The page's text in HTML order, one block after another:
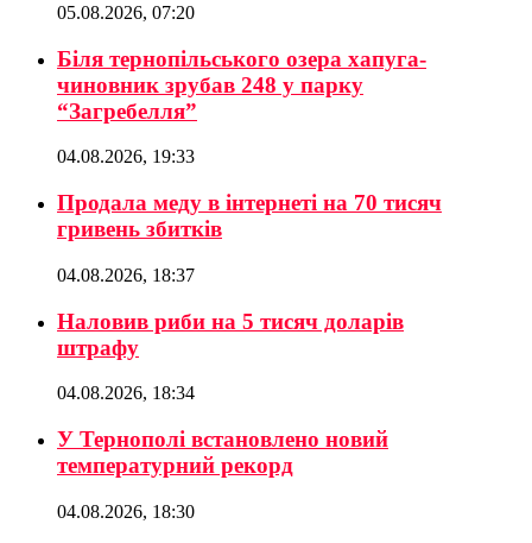
05.08.2026, 07:20
Біля тернопільського озера хапуга-
чиновник зрубав 248 у парку
“Загребелля”
04.08.2026, 19:33
Продала меду в інтернеті на 70 тисяч
гривень збитків
04.08.2026, 18:37
Наловив риби на 5 тисяч доларів
штрафу
04.08.2026, 18:34
У Тернополі встановлено новий
температурний рекорд
04.08.2026, 18:30